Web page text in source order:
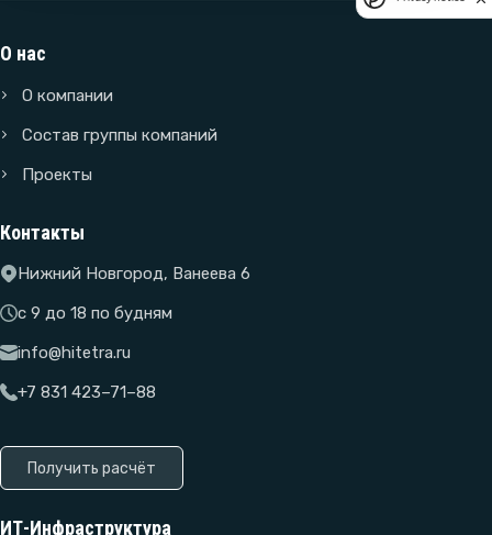
О нас
О компании
Состав группы компаний
Проекты
Контакты
Нижний Новгород, Ванеева 6
с 9 до 18 по будням
info@hitetra.ru
+7 831 423–71–88
Получить расчёт
ИТ-Инфраструктура